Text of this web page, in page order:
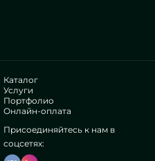
Каталог
Услуги
Портфолио
Онлайн-оплата
Присоединяйтесь к нам в
соцсетях: